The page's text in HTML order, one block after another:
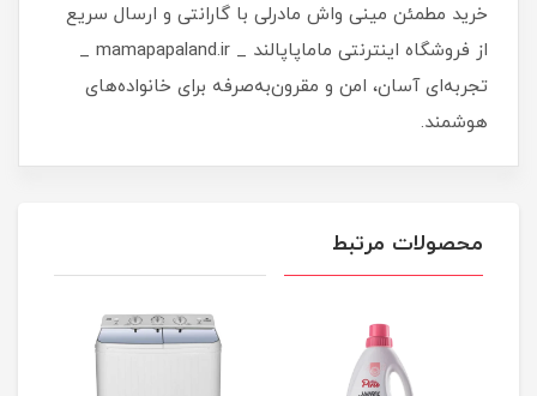
خرید مطمئن مینی واش مادرلی با گارانتی و ارسال سریع
از فروشگاه اینترنتی ماماپاپالند _ mamapapaland.ir _
تجربه‌ای آسان، امن و مقرون‌به‌صرفه برای خانواده‌های
هوشمند.
محصولات مرتبط